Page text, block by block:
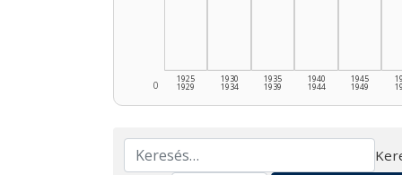
0
1925
1929
1930
1934
1935
1939
1940
1944
1945
1949